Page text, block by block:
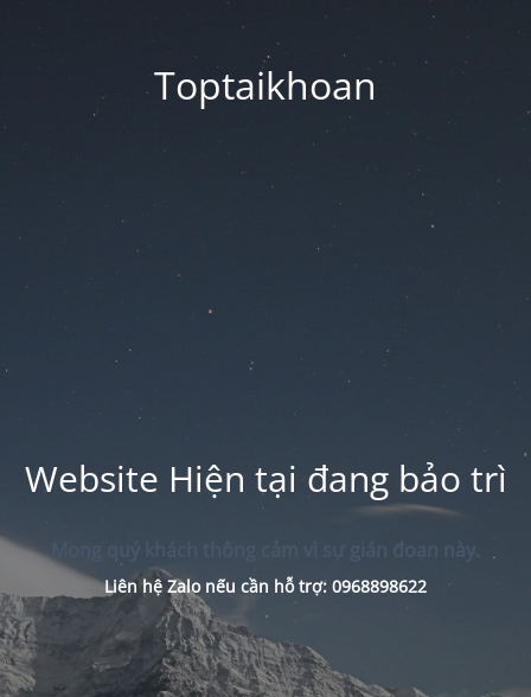
Toptaikhoan
Website Hiện tại đang bảo trì
Mong quý khách thông cảm vì sự gián đoạn này.
Liên hệ Zalo nếu cần hỗ trợ: 0968898622